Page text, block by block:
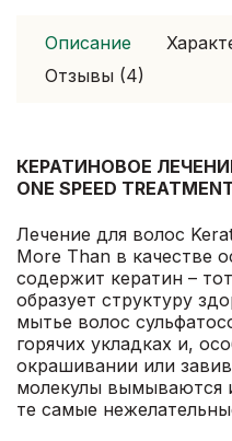
Описание
Отзывы (4)
КЕРАТИНОВОЕ
ONE SPEED
Лечение для волос
More Than в качестве
содержит кератин –
образует структуру
мытье волос
горячих укладках и,
окрашивании или
молекулы вымываются
те самые